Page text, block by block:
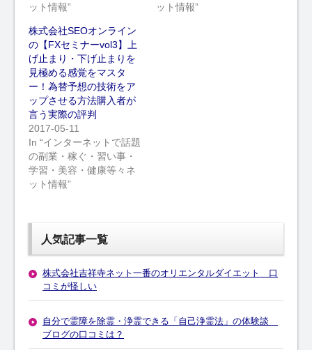
ット情報”
ット情報”
株式会社SEOオンライン
の【FXセミナーvol3】上
げ止まり・下げ止まりを
見極める感覚をマスタ
ー！為替予想の技術をア
ップさせる方法購入者が
言う実際の評判
2017-05-11
In “インターネットで話題
の副業・稼ぐ・習い事・
学習・美容・健康等々ネ
ット情報”
人気記事一覧
株式会社吉祥寺ネット一番のオリエンタルダイエット 口
コミが怪しい
自分で霊障を除霊・浄霊できる「自己浄霊法」の体験談
ブログの口コミは？